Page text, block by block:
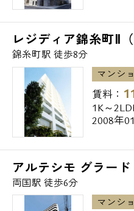
レジディア錦糸町Ⅱ
錦糸町駅 徒歩8分
マンシ
賃料：
1K～
2008年
アルテシモ グラード
両国駅 徒歩6分
マンシ